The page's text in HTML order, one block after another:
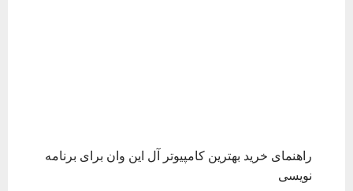
راهنمای خرید بهترین کامپیوتر آل این وان برای برنامه
نویسی